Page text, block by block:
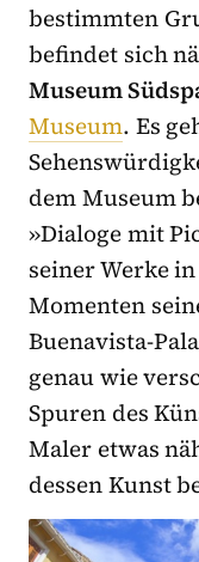
bestimmten
befindet sich
Museum
Museum. Es
dem Museum
»Dialoge mit
seiner Werke
Momenten
Buenavista-
genau wie
Spuren des
Maler etwas
dessen Kunst